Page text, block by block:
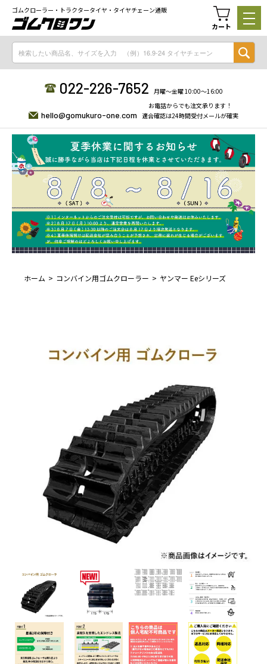
ゴムクローラー・トラクタータイヤ・タイヤチェーン通販
カート
022-226-7652 月曜〜金曜 10:00〜16:00
hello@gomukuro-one.com
お電話からでも注文承ります！
適合確認は24時間受付メールが確実
ホーム コンバイン用ゴムクローラー ヤンマー Eeシリーズ